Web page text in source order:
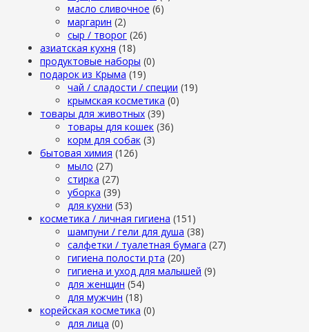
масло сливочное (6)
маргарин (2)
сыр / творог (26)
азиатская кухня (18)
продуктовые наборы (0)
подарок из Крыма (19)
чай / сладости / специи (19)
крымская косметика (0)
товары для животных (39)
товары для кошек (36)
корм для собак (3)
бытовая химия (126)
мыло (27)
стирка (27)
уборка (39)
для кухни (53)
косметика / личная гигиена (151)
шампуни / гели для душа (38)
салфетки / туалетная бумага (27)
гигиена полости рта (20)
гигиена и уход для малышей (9)
для женщин (54)
для мужчин (18)
корейская косметика (0)
для лица (0)